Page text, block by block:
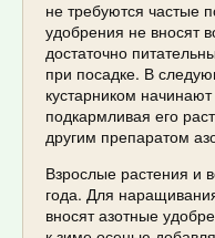
не требуются частые
удобрения не вносят
достаточно
при посадке. В
кустарником
подкармливая его
другим препаратом
Взрослые растения и
года. Для
вносят азотные